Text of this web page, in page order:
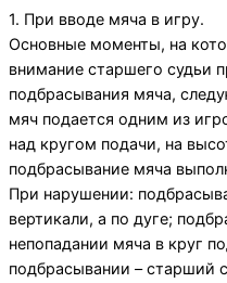
1. При вводе мяча в игру.
Основные моменты, на
внимание старшего
подбрасывания мяча,
мяч подается одним из
над кругом подачи, на
подбрасывание мяча
При нарушении:
вертикали, а по дуге;
непопадании мяча в круг
подбрасывании – старший